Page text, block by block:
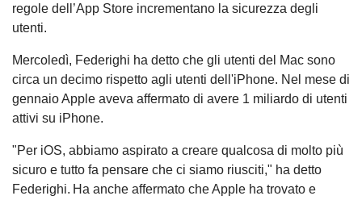
regole dell’App Store incrementano la sicurezza degli
utenti.
Mercoledì, Federighi ha detto che gli utenti del Mac sono
circa un decimo rispetto agli utenti dell'iPhone. Nel mese di
gennaio Apple aveva affermato di avere 1 miliardo di utenti
attivi su iPhone.
"Per iOS, abbiamo aspirato a creare qualcosa di molto più
sicuro e tutto fa pensare che ci siamo riusciti," ha detto
Federighi. Ha anche affermato che Apple ha trovato e